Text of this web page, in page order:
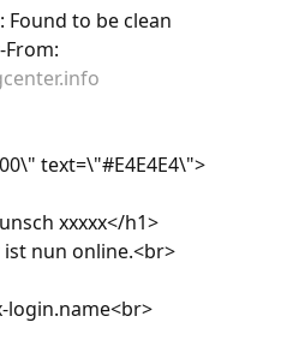
Found to be clean
From:
text=\"#E4E4E4\">
xxxxx</h1>
ist nun online.<br>
login.name<br>